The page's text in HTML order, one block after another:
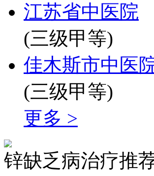
江苏省中医院
(三级甲等)
佳木斯市中医
(三级甲等)
更多 >
锌缺乏病治疗推